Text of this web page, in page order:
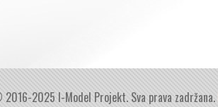
2025 I-Model Projekt. Sva prava zadržana.